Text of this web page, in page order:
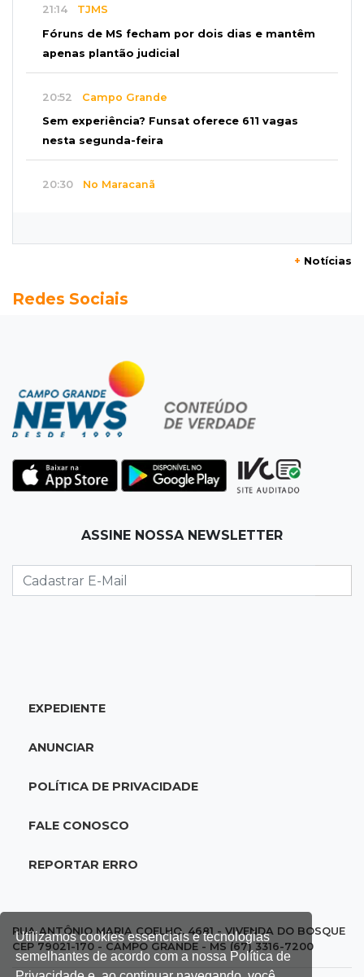
Utilizamos cookies essenciais e tecnologias
semelhantes de acordo com a nossa Política de
21:14 TJMS
Fóruns de MS fecham por dois dias e mantêm
apenas plantão judicial
20:52 Campo Grande
Sem experiência? Funsat oferece 611 vagas
nesta segunda-feira
20:30 No Maracanã
Seleções em MS têm salários de até R$ 8,2 mil;
Jardim Itatiaia
Vigia é amarrado durante roubo de carro e
dois caminhões em pátio
Corinthians vence Bragantino por 2 a 0 e sobe
para 7º no Brasileirão
Na Vila Belmiro
lugar no Brasileirão
18:33Em 2022
adolescente atropelada no Amazonas
Palmeiras e Inter ficam no 0 a 0 pela 22ª
1% da população de pets na Capital
17:32 Arena Fonte Nova
+ Notícias
Redes Sociais
ASSINE NOSSA NEWSLETTER
EXPEDIENTE
ANUNCIAR
POLÍTICA DE PRIVACIDADE
FALE CONOSCO
REPORTAR ERRO
RUA ANTÔNIO MARIA COELHO, 4681 - VIVENDA DO BOSQUE
CEP 79021-170 - CAMPO GRANDE - MS (67) 3316-7200